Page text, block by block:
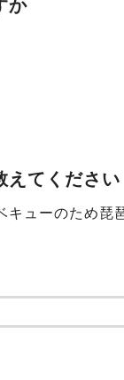
か
えてください
ューのため